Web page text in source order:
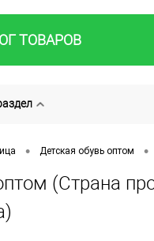
ТОВАРОВ
• Детская обувь оптом •
(Страна